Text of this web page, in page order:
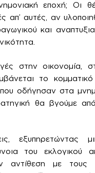
εποχή; Οι
απ’ αυτές, αν
και
στην οικονομία,
το κομματικό
οδήγησαν στα
θα βγούμε
εξυπηρετώντας
του εκλογικού
αντίθεση με τους